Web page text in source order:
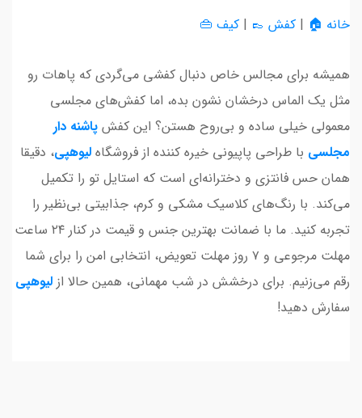
خانه 🏠 | کفش 👞 | کیف 👜
همیشه برای مجالس خاص دنبال کفشی می‌گردی که پاهات رو
مثل یک الماس درخشان نشون بده، اما کفش‌های مجلسی
معمولی خیلی ساده و بی‌روح هستن؟ این کفش پاشنه دار
مجلسی با طراحی پاپیونی خیره کننده از فروشگاه لیوهپی، دقیقا
همان حس فانتزی و دخترانه‌ای است که استایل تو را تکمیل
می‌کند. با رنگ‌های کلاسیک مشکی و کرم، جذابیتی بی‌نظیر را
تجربه کنید. ما با ضمانت بهترین جنس و قیمت در کنار ۲۴ ساعت
مهلت مرجوعی و ۷ روز مهلت تعویض، انتخابی امن را برای شما
رقم می‌زنیم. برای درخشش در شب مهمانی، همین حالا از لیوهپی
سفارش دهید!